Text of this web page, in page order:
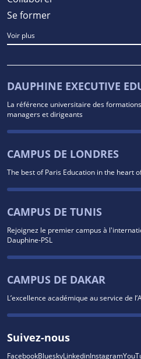
Se former
Voir plus
DAUPHINE EXECUTIVE
La référence universitaire des
managers et dirigeants
CAMPUS DE LONDRES
The best of Paris Education in the heart
CAMPUS DE TUNIS
Rejoignez le premier campus à
Dauphine-PSL
CAMPUS DE DAKAR
L’excellence académique au service de
Suivez-nous
FacebookBlueskyLinkedinInstagram